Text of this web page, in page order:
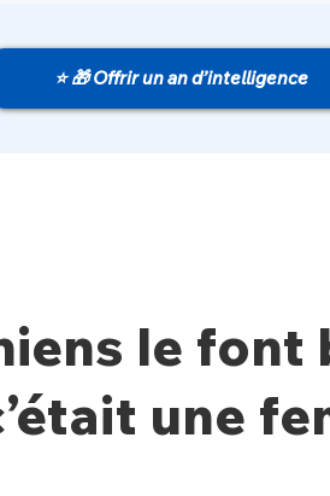
⭐ 🎁 Offrir un an d’intelligence
le font
une